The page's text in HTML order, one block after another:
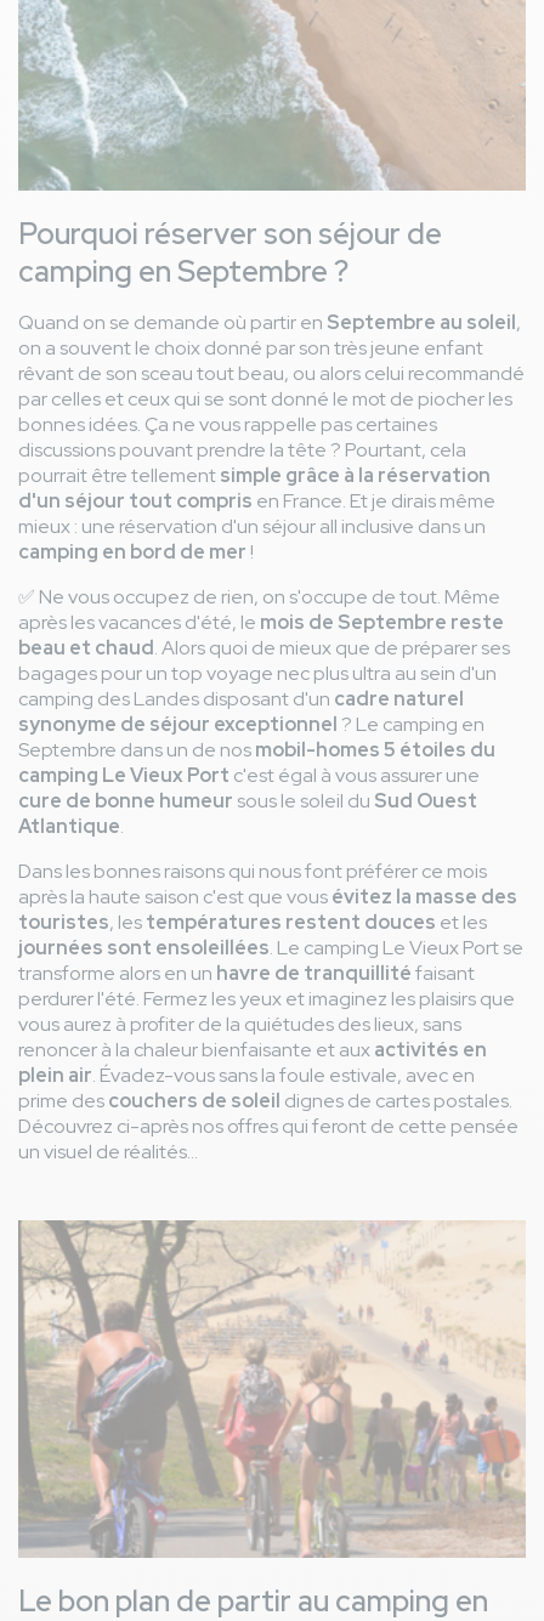
Pourquoi réserver son séjour de
camping en Septembre ?
Quand on se demande où partir en Septembre au soleil,
on a souvent le choix donné par son très jeune enfant
rêvant de son sceau tout beau, ou alors celui recommandé
par celles et ceux qui se sont donné le mot de piocher les
bonnes idées. Ça ne vous rappelle pas certaines
discussions pouvant prendre la tête ? Pourtant, cela
pourrait être tellementsimple grâce à la réservation
d'un séjour tout compris en France. Et je dirais même
mieux : une réservation d'un séjour all inclusive dans un
camping en bord de mer !
✅ Ne vous occupez de rien, on s'occupe de tout. Même
après les vacances d'été, le mois de Septembre reste
beau et chaud. Alors quoi de mieux que de préparer ses
bagages pour un top voyage nec plus ultra au sein d'un
camping des Landes disposant d'un cadre naturel
synonyme de séjour exceptionnel ? Le camping en
Septembre dans un de nosmobil-homes 5 étoiles du
camping Le Vieux Port c'est égal à vous assurer une
cure de bonne humeur sous le soleil du Sud Ouest
Atlantique.
Dans les bonnes raisons qui nous font préférer ce mois
après la haute saison c'est que vousévitez la masse des
touristes, lestempératures restent douces et les
journées sont ensoleillées. Le camping Le Vieux Port se
transforme alors en un havre de tranquillitéfaisant
perdurer l'été. Fermez les yeux et imaginez les plaisirs que
vous aurez à profiter de la quiétudes des lieux, sans
renoncer à la chaleur bienfaisante et auxactivités en
plein air. Évadez-vous sans la foule estivale, avec en
prime descouchers de soleil dignes de cartes postales.
Découvrez ci-après nos offres qui feront de cette pensée
un visuel de réalités...
Image
Le bon plan de partir au camping en